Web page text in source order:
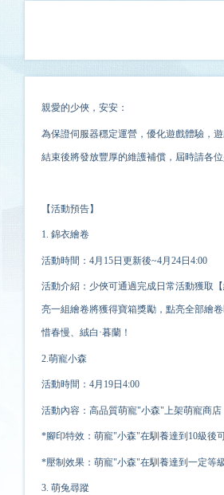
親愛的少俠，安安：
為保證伺服器穩定運營， 優化遊戲體驗，
結束後將發放豐厚的維護補償，屆時請各位
【活動預告】
1. 錦衣繪卷
活動時間：4月15日更新後~4月24日4:00
活動介紹：少俠可通過完成日常活動獲取
亮一組繪卷將獲得寶箱獎勵，點亮全部繪
惜春慢、絨白·暮蘭！
2.萌寵小森
活動時間：4月19日4:00
活動內容：高品質萌寵"小森"上架萌寵商
*腳印特效：萌寵"小森"在馴養達到10級後
*壓制效果：萌寵"小森"在馴養達到一定等
3. 萌兔尋蹤